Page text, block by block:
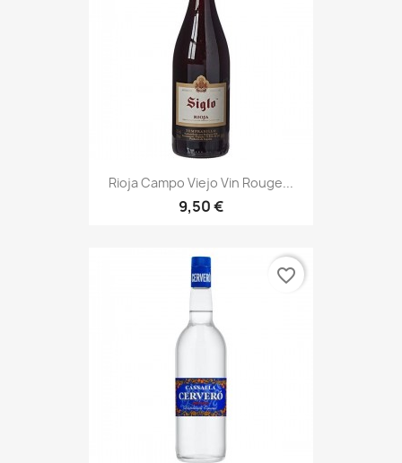
Rioja Campo Viejo Vin Rouge...
9,50 €
favorite_border